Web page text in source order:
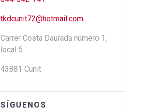
tkdcunit72@hotmail.com
Carrer Costa Daurada número 1,
local 5.
43881 Cunit
SÍGUENOS